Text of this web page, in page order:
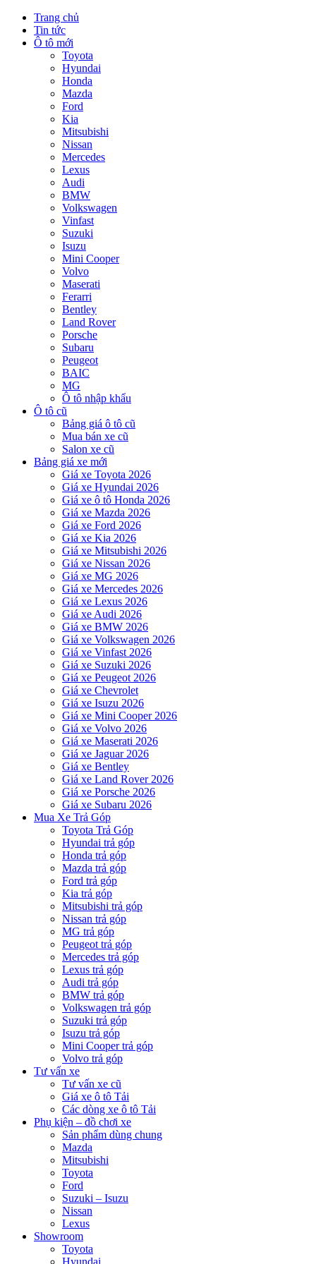
Trang chủ
Tin tức
Ô tô mới
Toyota
Hyundai
Honda
Mazda
Ford
Kia
Mitsubishi
Nissan
Mercedes
Lexus
Audi
BMW
Volkswagen
Vinfast
Suzuki
Isuzu
Mini Cooper
Volvo
Maserati
Ferarri
Bentley
Land Rover
Porsche
Subaru
Peugeot
BAIC
MG
Ô tô nhập khẩu
Ô tô cũ
Bảng giá ô tô cũ
Mua bán xe cũ
Salon xe cũ
Bảng giá xe mới
Giá xe Toyota 2026
Giá xe Hyundai 2026
Giá xe ô tô Honda 2026
Giá xe Mazda 2026
Giá xe Ford 2026
Giá xe Kia 2026
Giá xe Mitsubishi 2026
Giá xe Nissan 2026
Giá xe MG 2026
Giá xe Mercedes 2026
Giá xe Lexus 2026
Giá xe Audi 2026
Giá xe BMW 2026
Giá xe Volkswagen 2026
Giá xe Vinfast 2026
Giá xe Suzuki 2026
Giá xe Peugeot 2026
Giá xe Chevrolet
Giá xe Isuzu 2026
Giá xe Mini Cooper 2026
Giá xe Volvo 2026
Giá xe Maserati 2026
Giá xe Jaguar 2026
Giá xe Bentley
Giá xe Land Rover 2026
Giá xe Porsche 2026
Giá xe Subaru 2026
Mua Xe Trả Góp
Toyota Trả Góp
Hyundai trả góp
Honda trả góp
Mazda trả góp
Ford trả góp
Kia trả góp
Mitsubishi trả góp
Nissan trả góp
MG trả góp
Peugeot trả góp
Mercedes trả góp
Lexus trả góp
Audi trả góp
BMW trả góp
Volkswagen trả góp
Suzuki trả góp
Isuzu trả góp
Mini Cooper trả góp
Volvo trả góp
Tư vấn xe
Tư vấn xe cũ
Giá xe ô tô Tải
Các dòng xe ô tô Tải
Phụ kiện – đồ chơi xe
Sản phẩm dùng chung
Mazda
Mitsubishi
Toyota
Ford
Suzuki – Isuzu
Nissan
Lexus
Showroom
Toyota
Hyundai